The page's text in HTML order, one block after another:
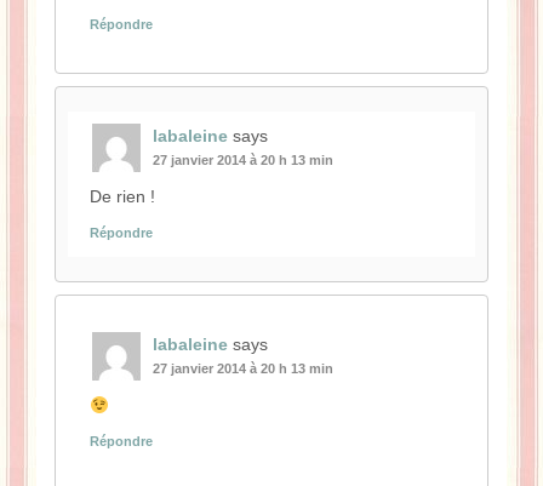
Répondre
labaleine says
27 janvier 2014 à 20 h 13 min
De rien !
Répondre
labaleine says
27 janvier 2014 à 20 h 13 min
Répondre